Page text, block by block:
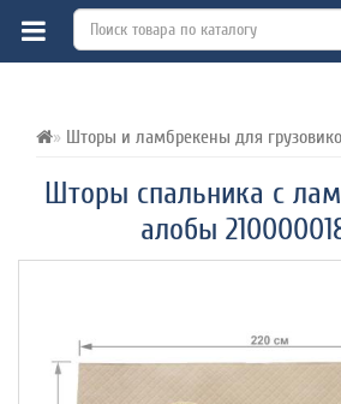
Шторы и ламбрекены для
Шторы спальника с
алобы
ВСЕ О ТОВАРЕ ХАРАКТЕРИСТИКИ